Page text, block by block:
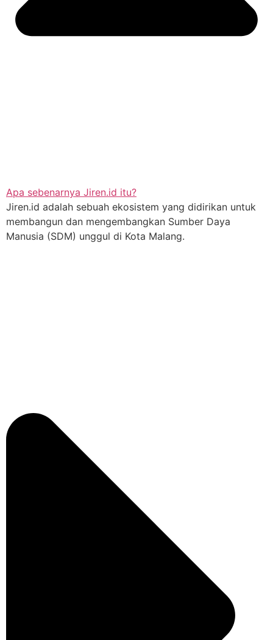
Apa sebenarnya Jiren.id itu?
Jiren.id adalah sebuah ekosistem yang didirikan untuk
membangun dan mengembangkan Sumber Daya
Manusia (SDM) unggul di Kota Malang.